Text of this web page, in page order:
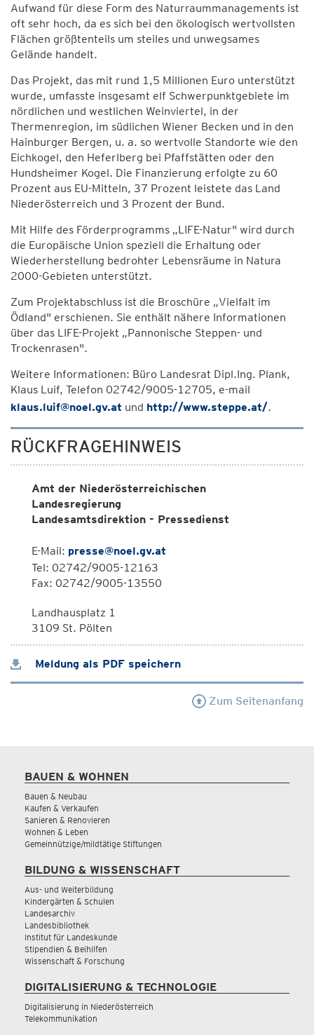
Aufwand für diese Form des Naturraummanagements ist
oft sehr hoch, da es sich bei den ökologisch wertvollsten
Flächen größtenteils um steiles und unwegsames
Gelände handelt.
Das Projekt, das mit rund 1,5 Millionen Euro unterstützt
wurde, umfasste insgesamt elf Schwerpunktgebiete im
nördlichen und westlichen Weinviertel, in der
Thermenregion, im südlichen Wiener Becken und in den
Hainburger Bergen, u. a. so wertvolle Standorte wie den
Eichkogel, den Heferlberg bei Pfaffstätten oder den
Hundsheimer Kogel. Die Finanzierung erfolgte zu 60
Prozent aus EU-Mitteln, 37 Prozent leistete das Land
Niederösterreich und 3 Prozent der Bund.
Mit Hilfe des Förderprogramms „LIFE-Natur" wird durch
die Europäische Union speziell die Erhaltung oder
Wiederherstellung bedrohter Lebensräume in Natura
2000-Gebieten unterstützt.
Zum Projektabschluss ist die Broschüre „Vielfalt im
Ödland" erschienen. Sie enthält nähere Informationen
über das LIFE-Projekt „Pannonische Steppen- und
Trockenrasen".
Weitere Informationen: Büro Landesrat Dipl.Ing. Plank,
Klaus Luif, Telefon 02742/9005-12705, e-mail
klaus.luif@noel.gv.at und http://www.steppe.at/.
RÜCKFRAGEHINWEIS
Amt der Niederösterreichischen
Landesregierung
Landesamtsdirektion - Pressedienst
E-Mail: presse@noel.gv.at
Tel: 02742/9005-12163
Fax: 02742/9005-13550
Landhausplatz 1
3109 St. Pölten
Meldung als PDF speichern
Zum Seitenanfang
BAUEN & WOHNEN
Bauen & Neubau
Kaufen & Verkaufen
Sanieren & Renovieren
Wohnen & Leben
Gemeinnützige/mildtätige Stiftungen
BILDUNG & WISSENSCHAFT
Aus- und Weiterbildung
Kindergärten & Schulen
Landesarchiv
Landesbibliothek
Institut für Landeskunde
Stipendien & Beihilfen
Wissenschaft & Forschung
DIGITALISIERUNG & TECHNOLOGIE
Digitalisierung in Niederösterreich
Telekommunikation